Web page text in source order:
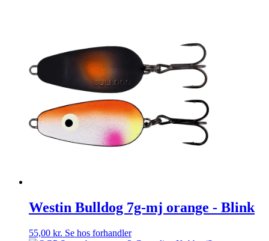
Westin Bulldog 7g-mj orange - Blink
55,00 kr. Se hos forhandler